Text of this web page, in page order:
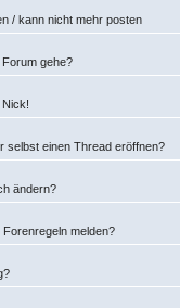
/ kann nicht mehr posten
gehe?
Nick!
selbst einen Thread eröffnen?
ändern?
melden?